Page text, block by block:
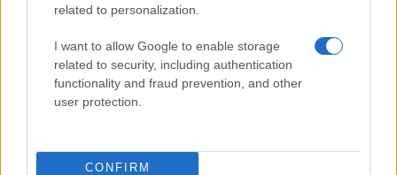
related to personalization.
I want to allow Google to enable storage
related to security, including authentication
functionality and fraud prevention, and other
user protection.
CONFIRM
το ελληνικό καλοκαίρι και ένας
πολιτισμός που μας ενώνει κάθε μέρα.